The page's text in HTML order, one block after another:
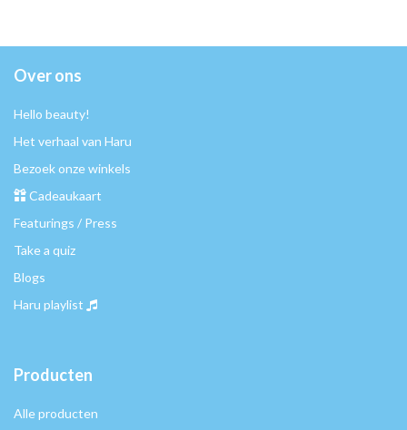
Over ons
Hello beauty!
Het verhaal van Haru
Bezoek onze winkels
Cadeaukaart
Featurings / Press
Take a quiz
Blogs
Haru playlist
Producten
Alle producten